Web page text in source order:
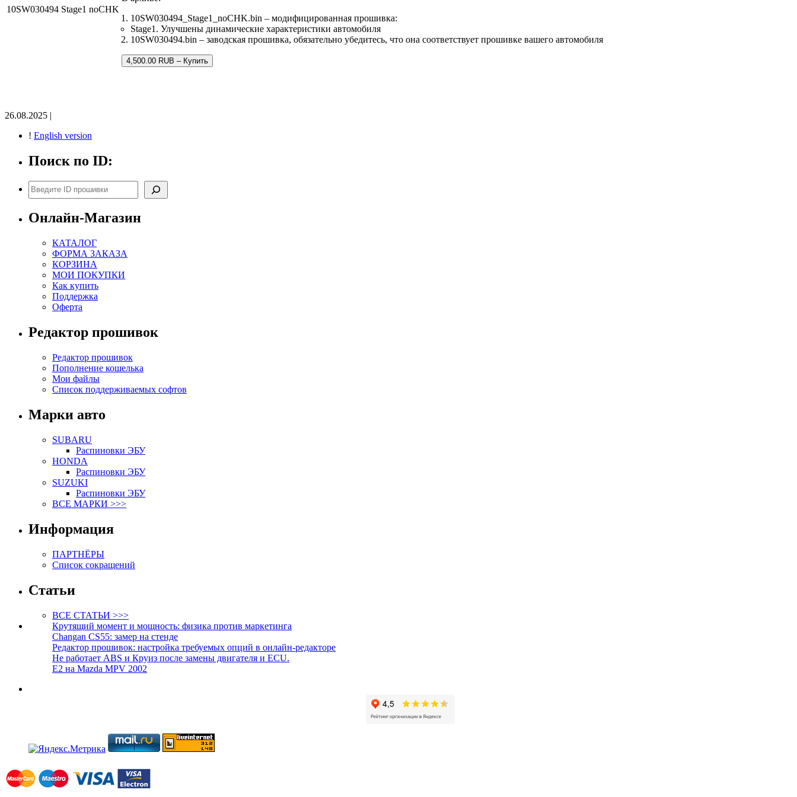
10SW030494 Stage1 noCHK
10SW030494_Stage1_noCHK.bin – модифицированная прошивка:
Stage1. Улучшены динамические характеристики автомобиля
10SW030494.bin – заводская прошивка, обязательно убедитесь, что она соответствует прошивке вашего автомобиля
4,500.00 RUB – Купить
26.08.2025 |
! English version
Поиск по ID:
Поиск
Онлайн-Магазин
КАТАЛОГ
ФОРМА ЗАКАЗА
КОРЗИНА
МОИ ПОКУПКИ
Как купить
Поддержка
Оферта
Редактор прошивок
Редактор прошивок
Пополнение кошелька
Мои файлы
Список поддерживаемых софтов
Марки авто
SUBARU
Распиновки ЭБУ
HONDA
Распиновки ЭБУ
SUZUKI
Распиновки ЭБУ
ВСЕ МАРКИ >>>
Информация
ПАРТНЁРЫ
Список сокращений
Статьи
ВСЕ СТАТЬИ >>>
Крутящий момент и мощность: физика против маркетинга
Changan CS55: замер на стенде
Редактор прошивок: настройка требуемых опций в онлайн-редакторе
Не работает ABS и Круиз после замены двигателя и ECU.
E2 на Mazda MPV 2002